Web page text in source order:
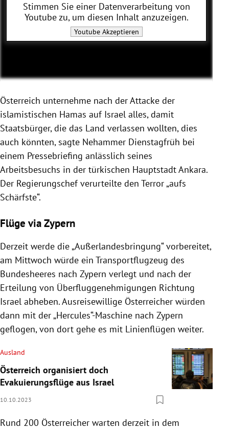
Stimmen Sie einer Datenverarbeitung von
Youtubezu, um diesen Inhalt anzuzeigen.
YoutubeAkzeptieren
Österreich unternehme nach der Attacke der
islamistischen Hamas auf Israel alles, damit
Staatsbürger, die das Land verlassen wollten, dies
auch könnten, sagte Nehammer Dienstagfrüh bei
einem Pressebriefing anlässlich seines
Arbeitsbesuchs in der türkischen Hauptstadt Ankara.
Der Regierungschef verurteilte den Terror „aufs
Schärfste“.
Flüge via Zypern
Derzeit werde die „Außerlandesbringung“ vorbereitet,
am Mittwoch würde ein Transportflugzeug des
Bundesheeres nach Zypern verlegt und nach der
Erteilung von Überfluggenehmigungen Richtung
Israel abheben. Ausreisewillige Österreicher würden
dann mit der „Hercules“-Maschine nach Zypern
geflogen, von dort gehe es mit Linienflügen weiter.
Ausland
Österreich organisiert doch
Evakuierungsflüge aus Israel
10.10.2023
Rund 200 Österreicher warten derzeit in dem